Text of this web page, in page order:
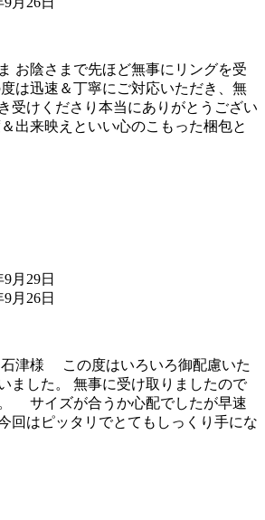
お陰さまで先ほど無事にリングを受
は迅速＆丁寧にご対応いただき、無
受けくださり本当にありがとうござい
出来映えといい心のこもった梱包と
9月29日
9月26日
石津様 この度はいろいろ御配慮いた
ました。 無事に受け取りましたので
サイズが合うか心配でしたが早速
回はピッタリでとてもしっくり手にな